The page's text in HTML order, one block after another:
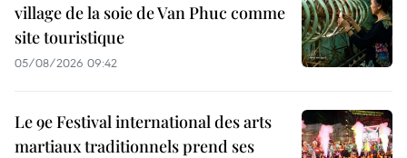
village de la soie de Van Phuc comme
site touristique
05/08/2026 09:42
Le 9e Festival international des arts
martiaux traditionnels prend ses